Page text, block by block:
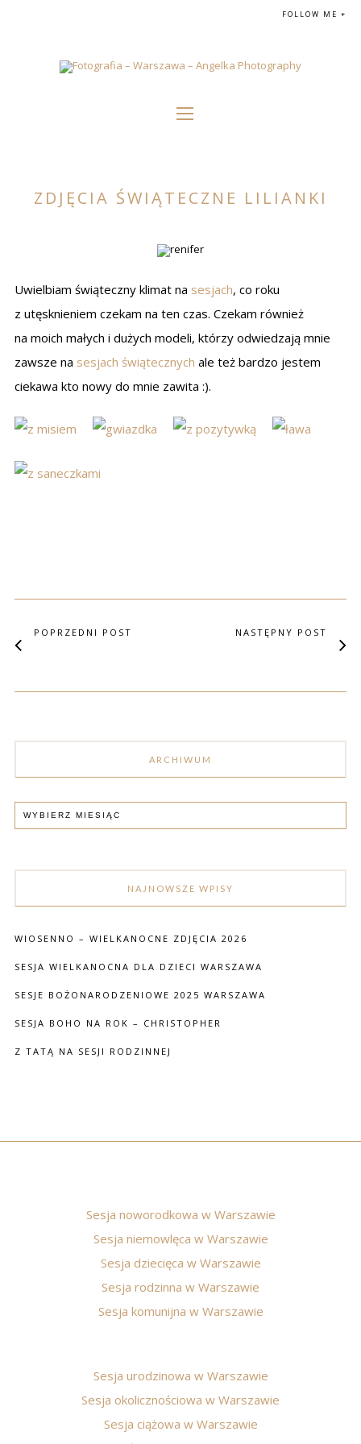
FOLLOW ME +
ZDJĘCIA ŚWIĄTECZNE LILIANKI
Uwielbiam świąteczny klimat na sesjach, co roku
z utęsknieniem czekam na ten czas. Czekam również
na moich małych i dużych modeli, którzy odwiedzają mnie
zawsze na sesjach świątecznych ale też bardzo jestem
ciekawa kto nowy do mnie zawita :).
POPRZEDNI POST NASTĘPNY POST
ARCHIWUM
NAJNOWSZE WPISY
WIOSENNO – WIELKANOCNE ZDJĘCIA 2026
SESJA WIELKANOCNA DLA DZIECI WARSZAWA
SESJE BOŻONARODZENIOWE 2025 WARSZAWA
SESJA BOHO NA ROK – CHRISTOPHER
Z TATĄ NA SESJI RODZINNEJ
Sesja noworodkowa w Warszawie
Sesja niemowlęca w Warszawie
Sesja dziecięca w Warszawie
Sesja rodzinna w Warszawie
Sesja komunijna w Warszawie
Sesja urodzinowa w Warszawie
Sesja okolicznościowa w Warszawie
Sesja ciążowa w Warszawie